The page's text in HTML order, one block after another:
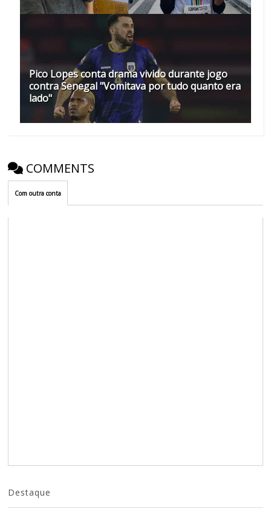
Pico Lopes conta drama vivido durante jogo
contra Senegal "Vomitava por tudo quanto era
lado"
COMMENTS
Com outra conta
Destaque